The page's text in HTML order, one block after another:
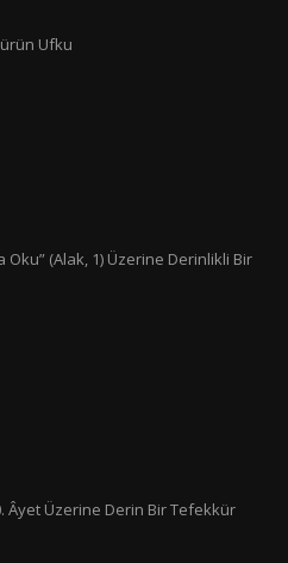
Ufku
Oku” (Alak, 1) Üzerine Derinlikli Bir
Âyet Üzerine Derin Bir Tefekkür